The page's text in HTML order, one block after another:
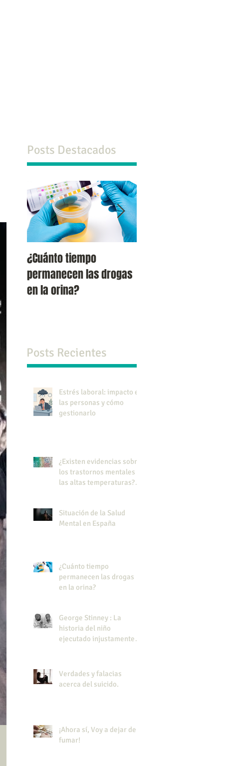
Posts Destacados
¿Cuánto tiempo
permanecen las drogas
en la orina?
Posts Recientes
Estrés laboral: impacto en
las personas y cómo
gestionarlo
¿Existen evidencias sobre
los trastornos mentales y
las altas temperaturas?
Situación de la Salud
Mental en España
¿Cuánto tiempo
permanecen las drogas
en la orina?
George Stinney : La
historia del niño
ejecutado injustamente
Verdades y falacias
acerca del suicido.
¡Ahora sí, Voy a dejar de
fumar!